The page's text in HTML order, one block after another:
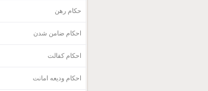
حکام رهن
احکام ضامن شدن
احکام کفالت
احکام ودیعه امانت